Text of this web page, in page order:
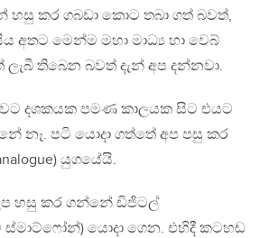
හසු කර ගබඩා කොට තබා ගත් බවත්,
අතට මෙන්ම මහා මාධ්‍ය හා වෙබ්
තිබෙන බවත් දැන් අප දන්නවා.
දශකයක පමණ කාලයක සිට එයට
නෑ. පටි යොදා ගත්තේ අප පසු කර
යුගයේයි.
හසු කර ගන්නේ ඩිජිටල්
යොදා ගෙන. එහිදී කටහඬ